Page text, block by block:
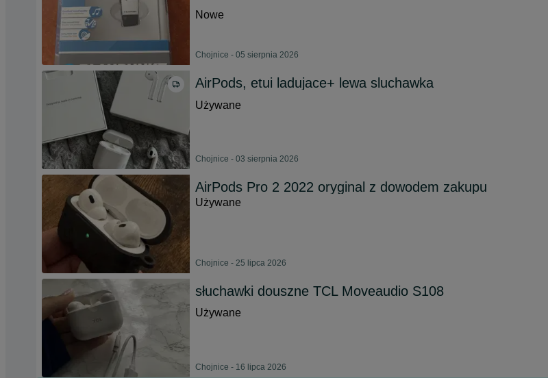
Nowe
Chojnice - 05 sierpnia 2026
AirPods, etui ladujace+ lewa sluchawka
Używane
Chojnice - 03 sierpnia 2026
AirPods Pro 2 2022 oryginal z dowodem zakupu
Używane
Chojnice - 25 lipca 2026
słuchawki douszne TCL Moveaudio S108
Używane
Chojnice - 16 lipca 2026